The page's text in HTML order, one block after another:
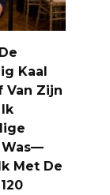
Kaal
Van Zijn
Was—
Met De